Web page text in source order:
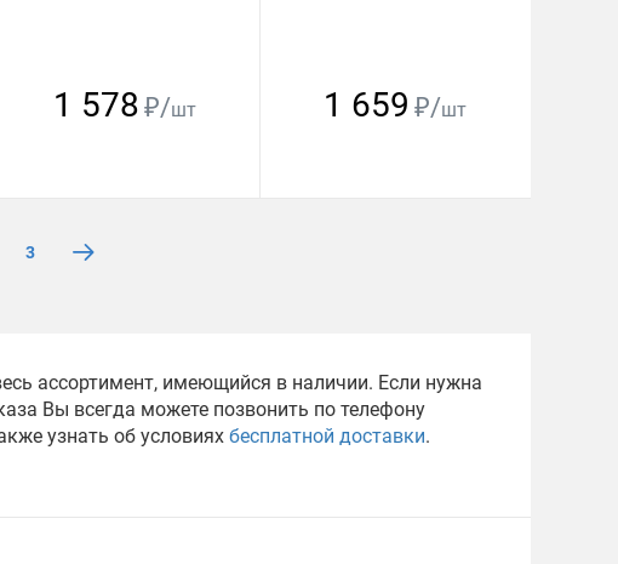
1 578 ₽/шт 1 659 ₽/шт
3
ассортимент, имеющийся в наличии. Если нужна
Вы всегда можете позвонить по телефону
узнать об условиях бесплатной доставки.